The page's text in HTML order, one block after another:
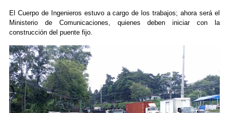
El Cuerpo de Ingenieros estuvo a cargo de los trabajos; ahora será el
Ministerio de Comunicaciones, quienes deben iniciar con la
construcción del puente fijo.